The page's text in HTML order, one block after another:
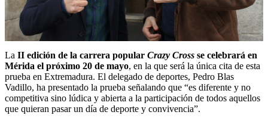
La II edición de la carrera popular Crazy Cross se celebrará en
Mérida el próximo 20 de mayo, en la que será la única cita de esta
prueba en Extremadura. El delegado de deportes, Pedro Blas
Vadillo, ha presentado la prueba señalando que “es diferente y no
competitiva sino lúdica y abierta a la participación de todos aquellos
que quieran pasar un día de deporte y convivencia”.